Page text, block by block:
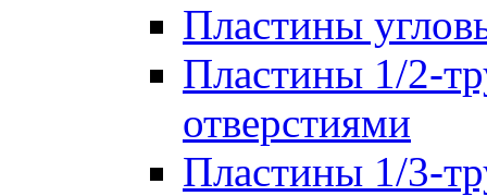
Пластины
Пластины 1/2-
отверстиями
Пластины 1/3-